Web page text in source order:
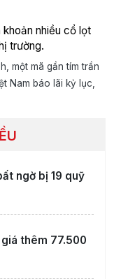
nhiều cổ lọt
trường.
một mã gần tím trần
Nam báo lãi kỷ lục,
ngờ bị 19 quỹ
thêm 77.500